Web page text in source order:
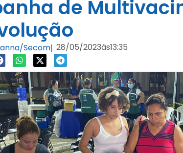
de
Secom| 28/05/2023às13:35